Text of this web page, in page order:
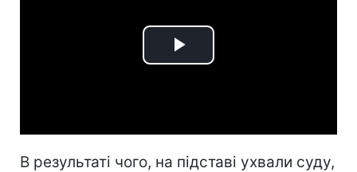
Play
В результаті чого, на підставі ухвали суду,